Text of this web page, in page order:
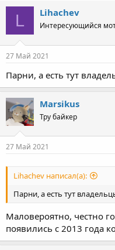
L Lihachev
Интересующийся
27 Май 2021
Парни, а есть тут
Marsikus
Тру байкер
27 Май 2021
Lihachev написал(а):
Парни, а есть тут
Маловероятно, честно
появились с 2013 года